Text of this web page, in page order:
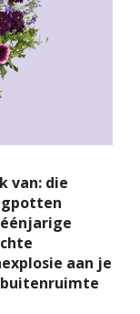
van: die
aan je